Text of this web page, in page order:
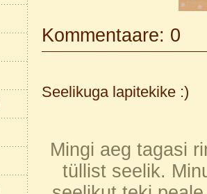
Kommentaare: 0
Seelikuga lapitekike :)
Mingi aeg tagasi
tüllist seelik.